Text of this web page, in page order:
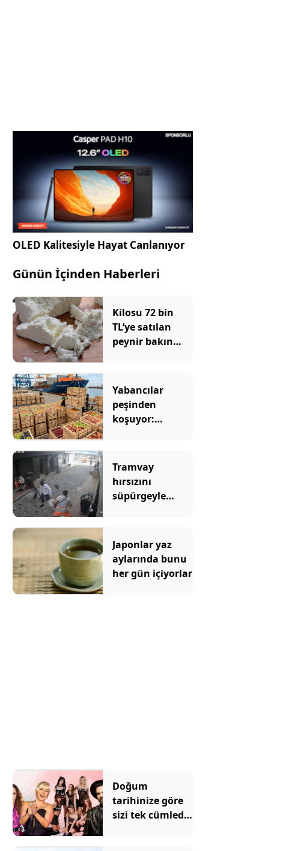
OLED Kalitesiyle Hayat Canlanıyor
Günün İçinden Haberleri
Kilosu 72 bin
TL’ye satılan
peynir bakın
Yabancılar
peşinden
koşuyor:
taşıyan 3 lezzet
Tramvay
hırsızını
süpürgeyle
Japonlar yaz
aylarında bunu
her gün içiyorlar
Doğum
tarihinize göre
sizi tek cümlede